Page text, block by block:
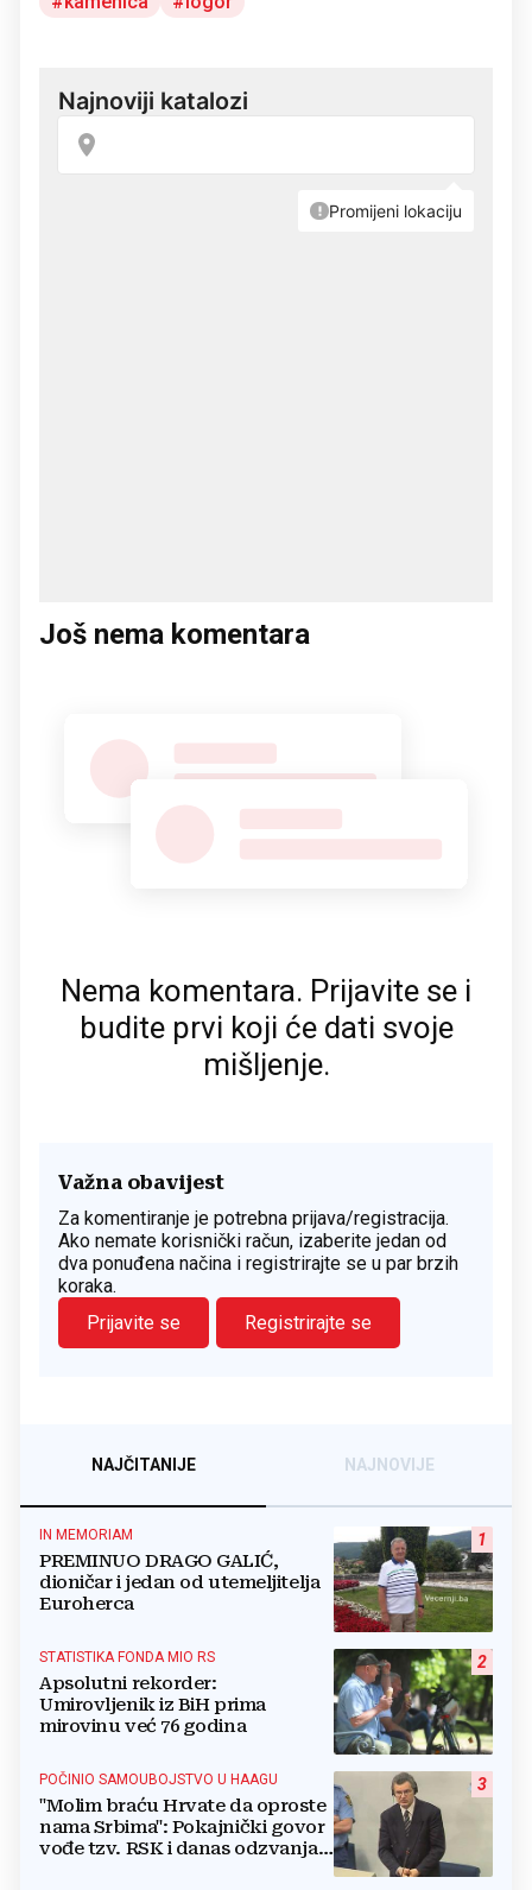
Još nema komentara
Nema komentara. Prijavite se i
budite prvi koji će dati svoje
mišljenje.
Važna obavijest
Za komentiranje je potrebna prijava/registracija.
Ako nemate korisnički račun, izaberite jedan od
dva ponuđena načina i registrirajte se u par brzih
koraka.
Prijavite se
Registrirajte se
NAJČITANIJE NAJNOVIJE
1
IN MEMORIAM
PREMINUO DRAGO GALIĆ,
dioničar i jedan od utemeljitelja
Euroherca
2
STATISTIKA FONDA MIO RS
Apsolutni rekorder:
Umirovljenik iz BiH prima
mirovinu već 76 godina
3
POČINIO SAMOUBOJSTVO U HAAGU
"Molim braću Hrvate da oproste
nama Srbima": Pokajnički govor
vođe tzv. RSK i danas odzvanja